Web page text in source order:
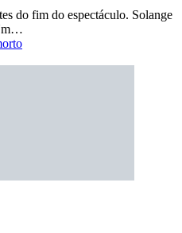
do fim do espectáculo. Solange